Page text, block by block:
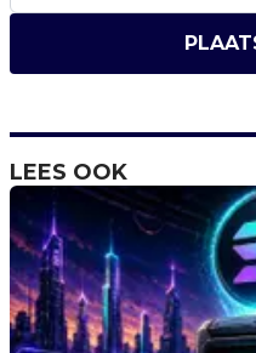
LEES OOK